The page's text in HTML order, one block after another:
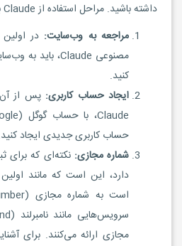
داشته باشید. مراحل استفاده از Claude به شرح زیر است:
مراجعه به وب‌سایت: در
کنید.
ایجاد حساب کاربری: پس از
حساب کاربری جدیدی ایجاد
شماره مجازی: نکته‌ای که برای
مجازی ارائه می‌کنند. برای